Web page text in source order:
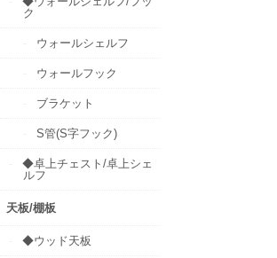
ク
ウォールシェルフ
ウォールフック
ブラケット
S管(S字フック)
◆卓上チェスト/卓上シェ
ルフ
天板/棚板
◆ウッド天板